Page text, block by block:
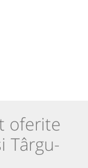
oferite
Târgu-